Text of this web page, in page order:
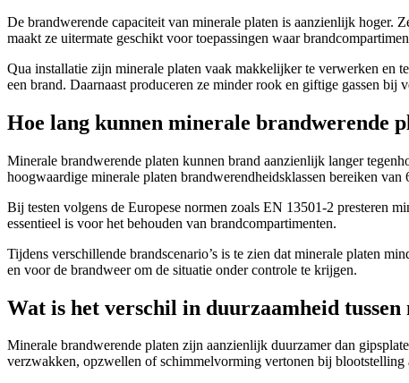
De brandwerende capaciteit van minerale platen is aanzienlijk hoger.
maakt ze uitermate geschikt voor toepassingen waar
Qua installatie zijn minerale platen vaak makkelijker te verwerken en
een brand. Daarnaast produceren ze minder rook en giftige gassen bij
Hoe lang kunnen minerale brandwerende
Minerale brandwerende platen kunnen brand aanzienlijk langer
hoogwaardige minerale platen brandwerendheidsklassen bereiken
Bij testen volgens de Europese normen zoals EN 13501-2 presteren
essentieel is voor het behouden van brandcompartimenten.
Tijdens verschillende brandscenario’s is te zien dat minerale platen
en voor de brandweer om de situatie onder controle te krijgen.
Wat is het verschil in duurzaamheid
Minerale brandwerende platen zijn aanzienlijk duurzamer dan
verzwakken, opzwellen of schimmelvorming vertonen bij blootstelling